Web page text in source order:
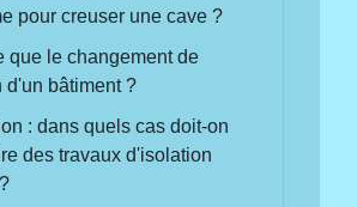
pour creuser une cave ?
que le changement de
d'un bâtiment ?
: dans quels cas doit-on
des travaux d'isolation